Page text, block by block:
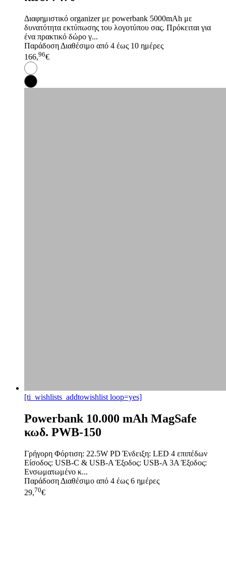
Διαφημιστικό organizer με powerbank 5000mAh με
δυνατότητα εκτύπωσης του λογοτύπου σας. Πρόκειται για
ένα πρακτικό δώρο γ...
Παράδοση Διαθέσιμο από 4 έως 10 ημέρες
166,96€
[ti_wishlists_addtowishlist loop=yes]
Powerbank 10.000 mAh MagSafe
κωδ. PWB-150
Γρήγορη Φόρτιση: 22.5W PD Ένδειξη: LED 4 επιπέδων
Είσοδος: USB-C & USB-A Έξοδος: USB-A 3A Έξοδος:
Ενσωματωμένο κ...
Παράδοση Διαθέσιμο από 4 έως 6 ημέρες
29,70€